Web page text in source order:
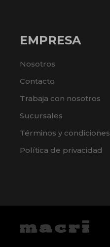
EMPRESA
Nosotros
Contacto
Trabaja con nosotros
Sucursales
Términos y condiciones
Política de privacidad